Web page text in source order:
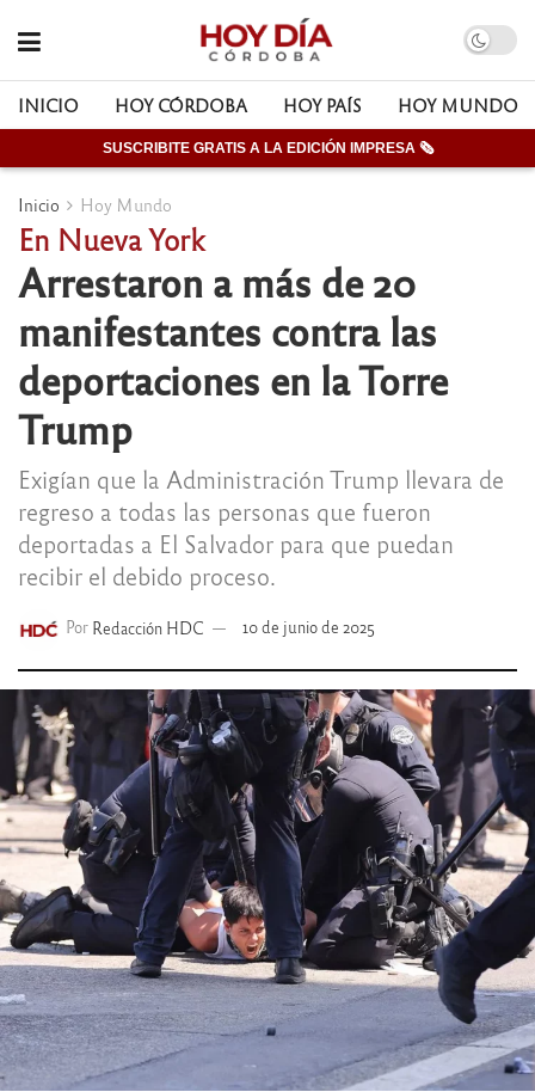
INICIO HOY CÓRDOBA HOY PAÍS HOY MUNDO
SUSCRIBITE GRATIS A LA EDICIÓN IMPRESA 🗞
Inicio Hoy Mundo
En Nueva York
Arrestaron a más de 20
manifestantes contra las
deportaciones en la Torre
Trump
Exigían que la Administración Trump llevara de
regreso a todas las personas que fueron
deportadas a El Salvador para que puedan
recibir el debido proceso.
Por Redacción HDC 10 de junio de 2025